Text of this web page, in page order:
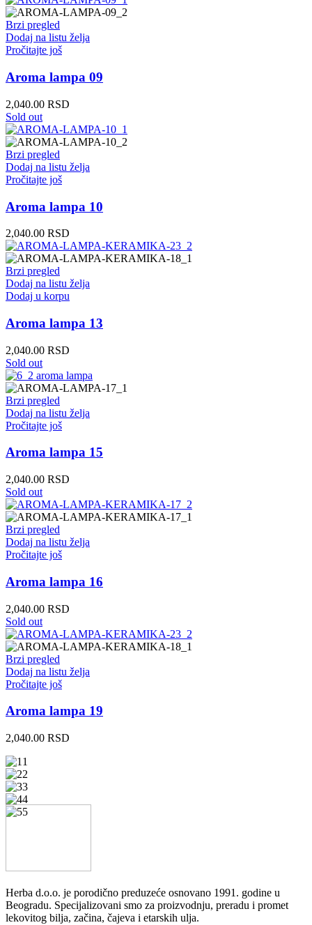
Brzi pregled
Dodaj na listu želja
Pročitajte još
Aroma lampa 09
2,040.00 RSD
Sold out
Brzi pregled
Dodaj na listu želja
Pročitajte još
Aroma lampa 10
2,040.00 RSD
Brzi pregled
Dodaj na listu želja
Dodaj u korpu
Aroma lampa 13
2,040.00 RSD
Sold out
Brzi pregled
Dodaj na listu želja
Pročitajte još
Aroma lampa 15
2,040.00 RSD
Sold out
Brzi pregled
Dodaj na listu želja
Pročitajte još
Aroma lampa 16
2,040.00 RSD
Sold out
Brzi pregled
Dodaj na listu želja
Pročitajte još
Aroma lampa 19
2,040.00 RSD
Herba d.o.o. je porodično preduzeće osnovano 1991. godine u
Beogradu. Specijalizovani smo za proizvodnju, preradu i promet
lekovitog bilja, začina, čajeva i etarskih ulja.